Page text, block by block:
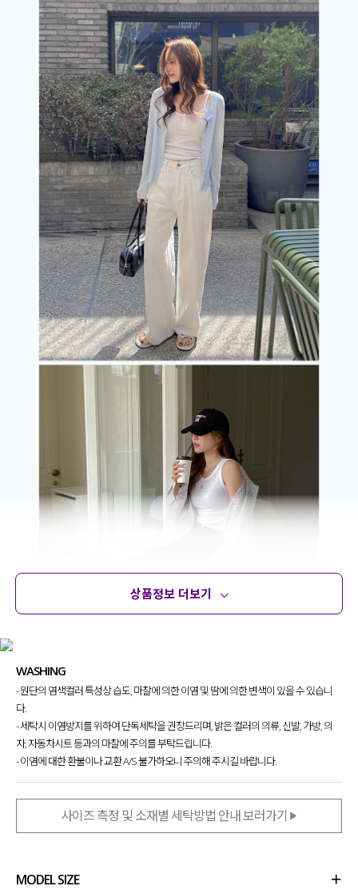
상품정보 더보기
WASHING
- 원단의 염색컬러 특성상 습도, 마찰에 의한 이염 및 땀에 의한 변색이 있을 수 있습니
다.
- 세탁시 이염방지를 위하여 단독세탁을 권장드리며, 밝은 컬러의 의류, 신발, 가방, 의
자, 자동차시트 등과의 마찰에 주의를 부탁드립니다.
- 이염에 대한 환불이나 교환 A/S 불가하오니 주의해 주시길 바랍니다.
사이즈 측정 및 소재별 세탁방법 안내 보러가기
MODEL SIZE